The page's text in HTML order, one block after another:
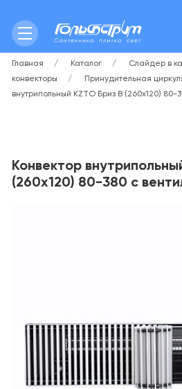
Главная Каталог Слайдер в
конвекторы
Принудительная
внутрипольный KZTO Бриз B (260х120) 80-
Конвектор
(260х120) 80-380 с